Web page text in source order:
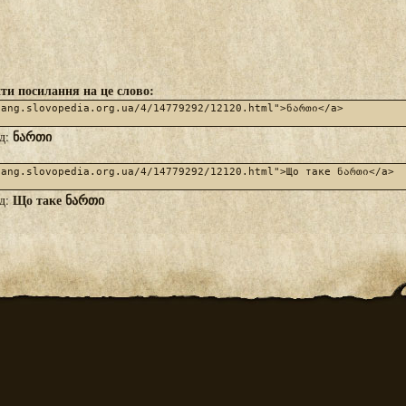
посилання на це слово:
ნართი
Що таке ნართი